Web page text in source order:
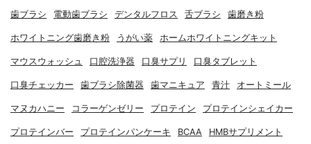
歯ブラシ 電動歯ブラシ デンタルフロス 舌ブラシ 歯磨き粉
ホワイトニング歯磨き粉 うがい薬 ホームホワイトニングキット
マウスウォッシュ 口腔洗浄器 口臭サプリ 口臭タブレット
口臭チェッカー 歯ブラシ除菌器 歯マニキュア 青汁 オートミール
マヌカハニー コラーゲンゼリー プロテイン プロテインシェイカー
プロテインバー プロテインパンケーキ BCAA HMBサプリメント